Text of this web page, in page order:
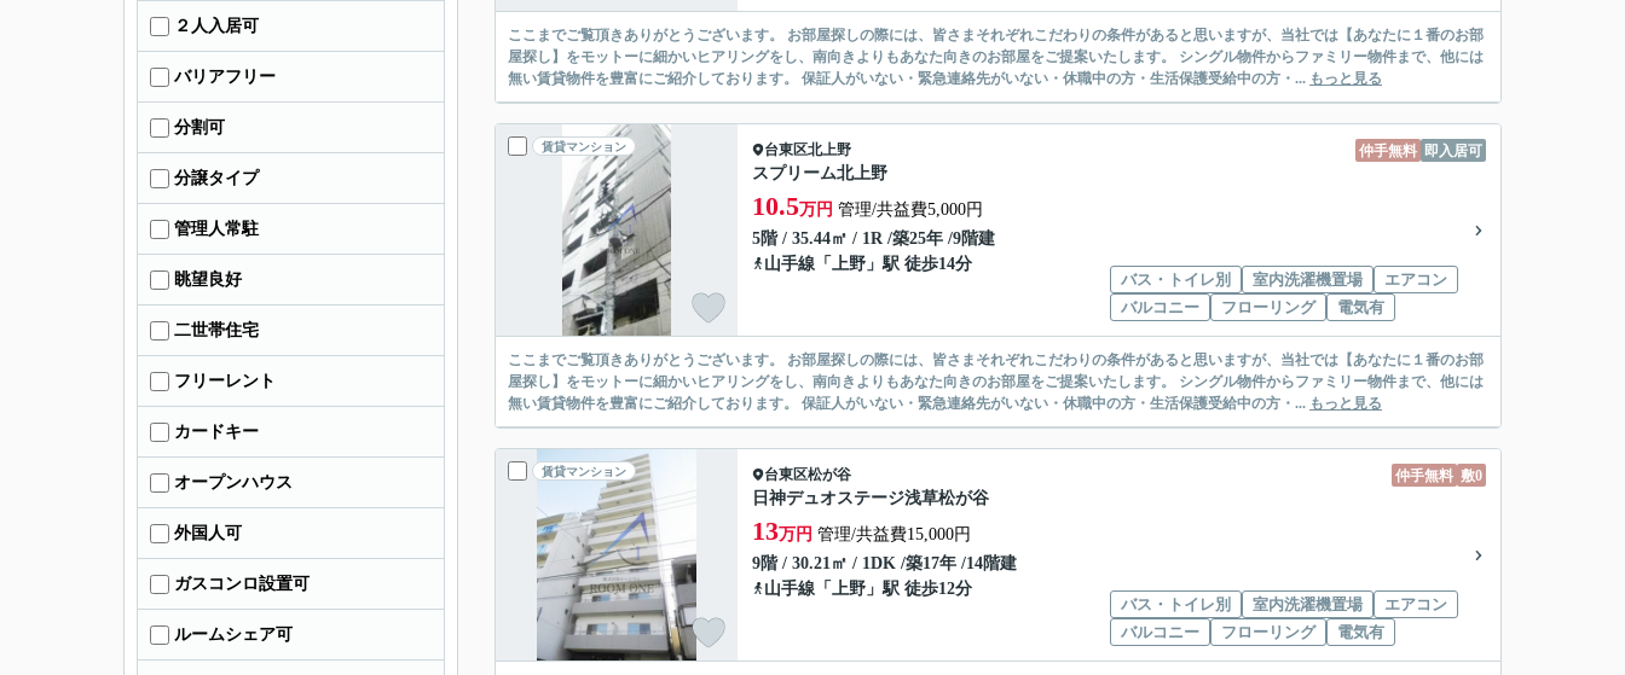
ここまでご覧頂きありがとうございます。 お部屋探しの際には、皆さまそれぞれこだわりの条件があると思いますが、当社では【あなたに１番のお部
屋探し】をモットーに細かいヒアリングをし、南向きよりもあなた向きのお部屋をご提案いたします。 シングル物件からファミリー物件まで、他には
無い賃貸物件を豊富にご紹介しております。 保証人がいない・緊急連絡先がいない・休職中の方・生活保護受給中の方・... もっと見る
賃貸マンション 仲手無料 即入居可
台東区北上野
スプリーム北上野
10.5万円 管理/共益費5,000円
5階 / 35.44㎡ / 1R /築25年 /9階建
山手線 「 上野 」駅 徒歩14分
バス・トイレ別
室内洗濯機置場
エアコン
バルコニー
フローリング 電気有
ここまでご覧頂きありがとうございます。 お部屋探しの際には、皆さまそれぞれこだわりの条件があると思いますが、当社では【あなたに１番のお部
屋探し】をモットーに細かいヒアリングをし、南向きよりもあなた向きのお部屋をご提案いたします。 シングル物件からファミリー物件まで、他には
無い賃貸物件を豊富にご紹介しております。 保証人がいない・緊急連絡先がいない・休職中の方・生活保護受給中の方・... もっと見る
賃貸マンション 仲手無料 敷0
台東区松が谷
日神デュオステージ浅草松が谷
13万円 管理/共益費15,000円
9階 / 30.21㎡ / 1DK /築17年 /14階建
山手線 「 上野 」駅 徒歩12分
バス・トイレ別
室内洗濯機置場
エアコン
バルコニー
フローリング 電気有
２人入居可
バリアフリー
分割可
分譲タイプ
管理人常駐
眺望良好
二世帯住宅
フリーレント
カードキー
オープンハウス
外国人可
ガスコンロ設置可
ルームシェア可